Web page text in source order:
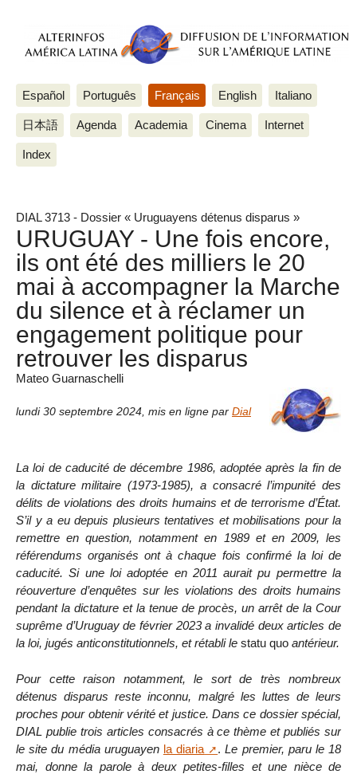
Español Português Français English Italiano
日本語 Agenda Academia Cinema Internet
Index
DIAL 3713 - Dossier « Uruguayens détenus disparus »
URUGUAY - Une fois encore,
ils ont été des milliers le 20
mai à accompagner la Marche
du silence et à réclamer un
engagement politique pour
retrouver les disparus
Mateo Guarnaschelli
lundi 30 septembre 2024 mis en ligne par Dial
La loi de caducité de décembre 1986, adoptée après la fin de
la dictature militaire (1973-1985), a consacré l’impunité des
délits de violations des droits humains et de terrorisme d’État.
S’il y a eu depuis plusieurs tentatives et mobilisations pour la
remettre en question, notamment en 1989 et en 2009, les
référendums organisés ont à chaque fois confirmé la loi de
caducité. Si une loi adoptée en 2011 aurait pu permettre la
réouverture d’enquêtes sur les violations des droits humains
pendant la dictature et la tenue de procès, un arrêt de la Cour
suprême d’Uruguay de février 2023 a invalidé deux articles de
la loi, jugés anticonstitutionnels, et rétabli le statu quo antérieur.
Pour cette raison notamment, le sort de très nombreux
détenus disparus reste inconnu, malgré les luttes de leurs
proches pour obtenir vérité et justice. Dans ce dossier spécial,
DIAL publie trois articles consacrés à ce thème et publiés sur
le site du média uruguayen la diaria .Le premier, paru le 18
mai, donne la parole à deux petites-filles et une nièce de